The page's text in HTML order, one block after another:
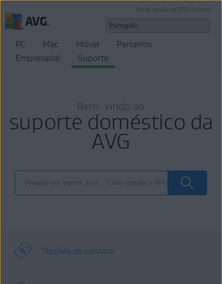
Iniciar sessão em AVG Account
PC Mac Móvel
Parceiros
Empresarial
Suporte
Bem-vindo ao
suporte doméstico da
AVG
Opções de contato